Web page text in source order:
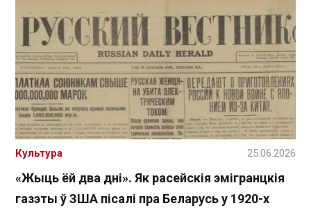
«Жыць ёй два дні». Як расейскія эмігранцкія
газэты ў ЗША пісалі пра Беларусь у 1920-х
Культура 25.06.2026